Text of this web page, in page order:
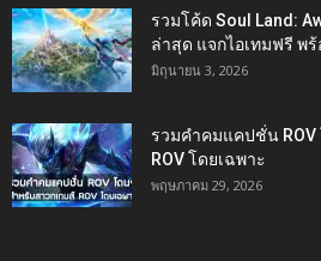
รวมโค้ด Soul Land:
ล่าสุด แจกไอเทมฟรี พ
มิถุนายน 3, 2026
รวมคำคมแคปชั่น ROV
ROV โดยเฉพาะ
พฤษภาคม 29, 2026